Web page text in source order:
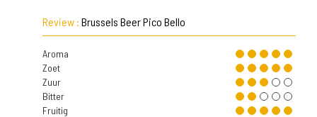
Review : Brussels Beer Pico Bello
Aroma
Zoet
Zuur
Bitter
Fruitig